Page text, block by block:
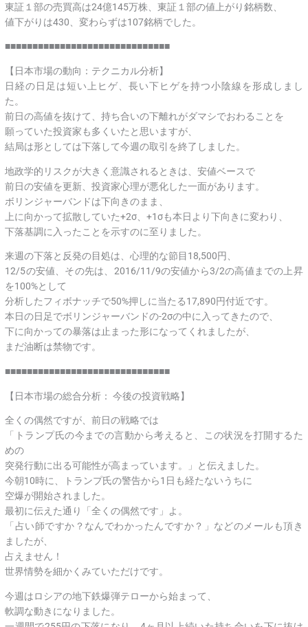
東証１部の売買高は24億145万株、東証１部の値上がり銘柄数、
値下がりは430、変わらずは107銘柄でした。
■■■■■■■■■■■■■■■■■■■■■■■■■■■■■■
【日本市場の動向：テクニカル分析】
日経の日足は短い上ヒゲ、長い下ヒゲを持つ小陰線を形成しまし
た。
前日の高値を抜けて、持ち合いの下離れがダマシでおわることを
願っていた投資家も多くいたと思いますが、
結局は形としては下落して今週の取引を終了しました。
地政学的リスクが大きく意識されるときは、安値ベースで
前日の安値を更新、投資家心理が悪化した一面があります。
ボリンジャーバンドは下向きのまま、
上に向かって拡散していた+2σ、+1σも本日より下向きに変わり、
下落基調に入ったことを示すのに至りました。
来週の下落と反発の目処は、心理的な節目18,500円、
12/5の安値、その先は、2016/11/9の安値から3/2の高値までの上昇
を100%として
分析したフィボナッチで50%押しに当たる17,890円付近です。
本日の日足でボリンジャーバンドの-2σの中に入ってきたので、
下に向かっての暴落は止まった形になってくれましたが、
まだ油断は禁物です。
■■■■■■■■■■■■■■■■■■■■■■■■■■■■■■
【日本市場の総合分析： 今後の投資戦略】
全くの偶然ですが、前日の戦略では
「トランプ氏の今までの言動から考えると、この状況を打開するた
めの
突発行動に出る可能性が高まっています。」と伝えました。
今朝10時に、トランプ氏の警告から1日も経たないうちに
空爆が開始されました。
最初に伝えた通り「全くの偶然です」よ。
「占い師ですか？なんでわかったんですか？」などのメールも頂き
ましたが、
占えません！
世界情勢を細かくみていただけです。
今週はロシアの地下鉄爆弾テローから始まって、
軟調な動きになりました。